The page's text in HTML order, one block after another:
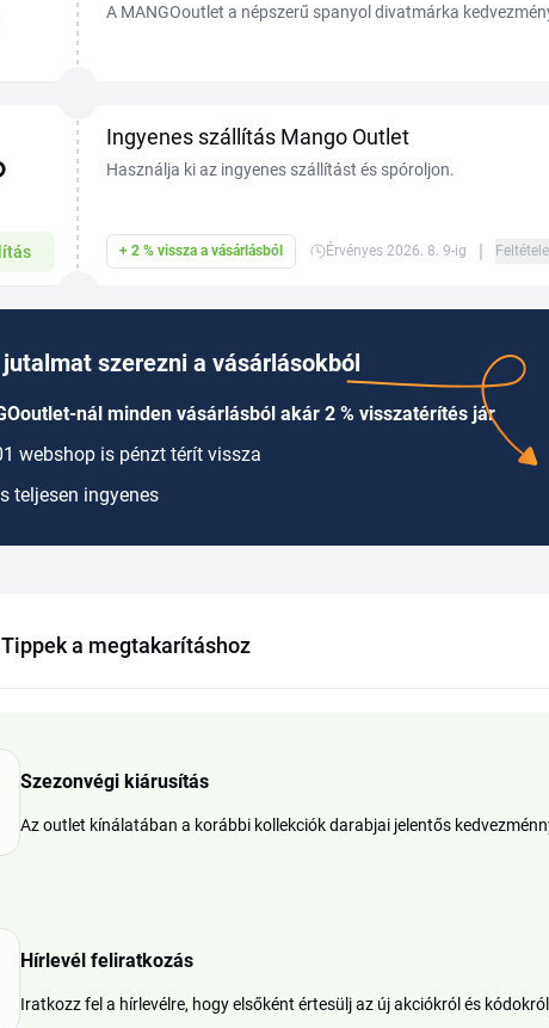
A MANGOoutlet a népszerű spanyol divatmárka
Ingyenes szállítás Mango Outlet
Használja ki az ingyenes szállítást és spóroljon.
+ 2 % vissza a vásárlásból Érvényes 2026. 8. 9-ig |
szerezni a vásárlásokból
nál minden vásárlásból akár 2 % visszatérítés jár
webshop is pénzt térít vissza
teljesen ingyenes
Tippek a megtakarításhoz
Szezonvégi kiárusítás
Az outlet kínálatában a korábbi kollekciók darabjai jelentős
Hírlevél feliratkozás
Iratkozz fel a hírlevélre, hogy elsőként értesülj az új akciókról és